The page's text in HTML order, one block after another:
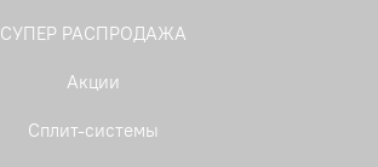
СУПЕР РАСПРОДАЖА
Акции
Сплит-системы